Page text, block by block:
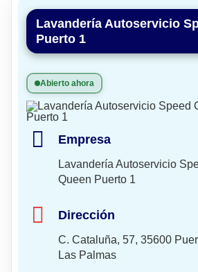
Lavandería Autoservicio
Puerto 1
Abierto ahora
Empresa
Lavandería Autoservicio
Queen Puerto 1
Dirección
C. Cataluña, 57, 35600
Las Palmas